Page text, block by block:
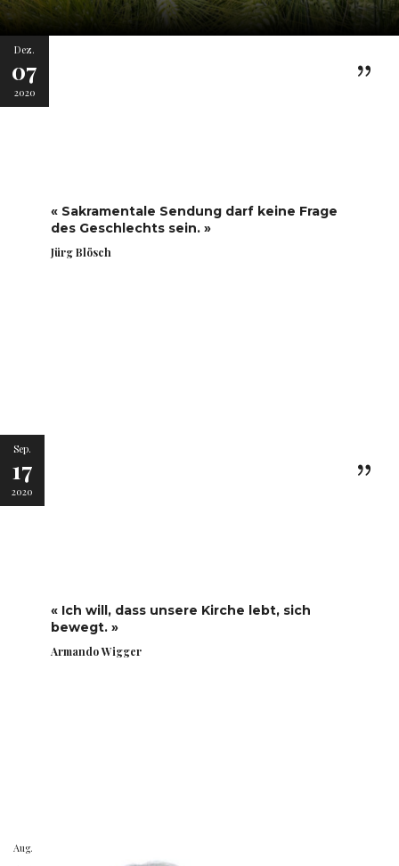
Dez.
07
2020
« Sakramentale Sendung darf keine Frage
des Geschlechts sein. »
Jürg Blösch
Sep.
17
2020
« Ich will, dass unsere Kirche lebt, sich
bewegt. »
Armando Wigger
Aug.